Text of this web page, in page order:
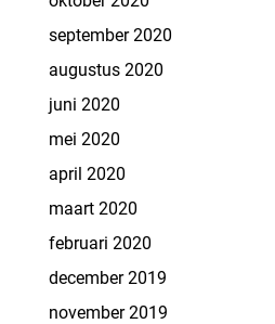
september 2020
augustus 2020
juni 2020
mei 2020
april 2020
maart 2020
februari 2020
december 2019
november 2019